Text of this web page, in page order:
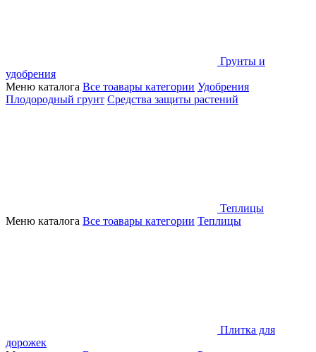
Грунты и
удобрения
Меню каталога Все тоавары категории Удобрения
Плодородный грунт Средства защиты растений
Теплицы
Меню каталога Все тоавары категории Теплицы
Плитка для
дорожек